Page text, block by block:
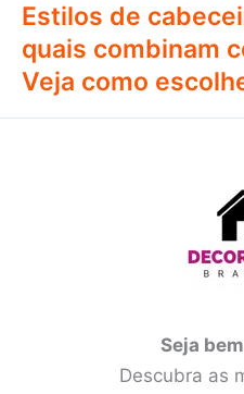
Estilos de
quais combinam
Veja como
Seja
Descubra as